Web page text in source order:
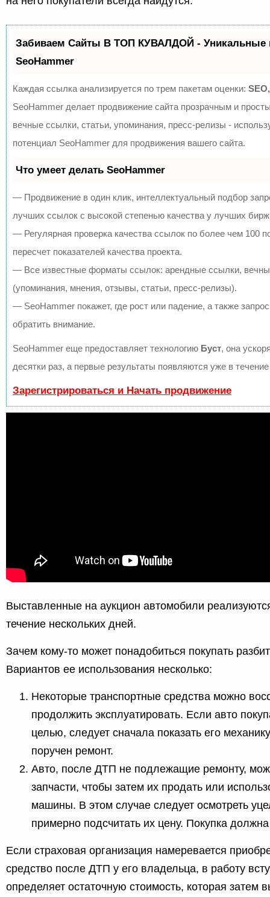
Забиваем Сайты В ТОП КУВАЛДОЙ - Уникальные
SeoHammer
Каждая ссылка анализируется по трем пакетам оценки:
SeoHammer делает продвижение сайта прозрачным и
вечные ссылки, статьи, упоминания, пресс-релизы -
потенциал SeoHammer для продвижения вашего сайта.
Что умеет делать SeoHammer
— Продвижение в один клик, интеллектуальный подбор
лучших ссылок с высокой степенью качества у лучших
— Регулярная проверка качества ссылок по более чем 100
пересчет показателей качества проекта.
— Все известные форматы ссылок: арендные ссылки,
(упоминания, мнения, отзывы, статьи, пресс-релизы).
— SeoHammer покажет, где рост или падение, а также
обратить внимание.
SeoHammer еще предоставляет технологию Буст, она
десятки раз, а первые результаты появляются уже в
Зарегистрироваться и Начать продвижение
Выставленные на аукцион автомобили
течение нескольких дней.
Зачем кому-то может понадобиться покупать
Вариантов ее использования несколько:
Некоторые транспортные средства можно
продолжить эксплуатировать. Если авто
целью, следует сначала показать его
поручен ремонт.
Авто, после ДТП не подлежащие ремонту,
запчасти, чтобы затем их продать или
машины. В этом случае следует осмотреть
примерно подсчитать их цену. Покупка
Если страховая организация намеревается
средство после ДТП у его владельца, в работу
определяет остаточную стоимость, которая затем